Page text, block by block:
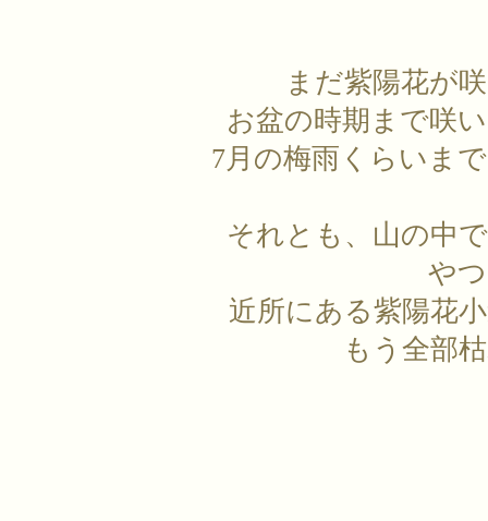
まだ紫陽花が
お盆の時期まで咲
7月の梅雨くらいま
それとも、山の中
や
近所にある紫陽花
もう全部